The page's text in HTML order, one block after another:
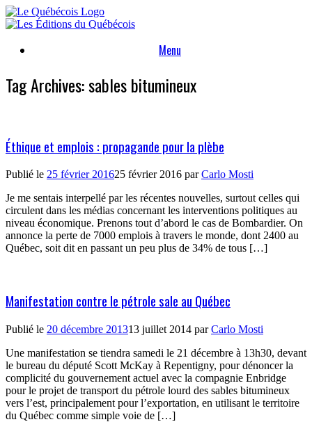
Skip
to
Menu
Tag Archives:sables bitumineux
Éthique et emplois : propagande pour la plèbe
Publié le 25 février 201625 février 2016 parCarlo Mosti
Je me sentais interpellé par les récentes nouvelles, surtout celles qui
circulent dans les médias concernant les interventions politiques au
niveau économique. Prenons tout d’abord le cas de Bombardier. On
annonce la perte de 7000 emplois à travers le monde, dont 2400 au
Québec, soit dit en passant un peu plus de 34% de tous […]
Manifestation contre le pétrole sale au Québec
Publié le 20 décembre 201313 juillet 2014 parCarlo Mosti
Une manifestation se tiendra samedi le 21 décembre à 13h30, devant
le bureau du député Scott McKay à Repentigny, pour dénoncer la
complicité du gouvernement actuel avec la compagnie Enbridge
pour le projet de transport du pétrole lourd des sables bitumineux
vers l’est, principalement pour l’exportation, en utilisant le territoire
du Québec comme simple voie de […]